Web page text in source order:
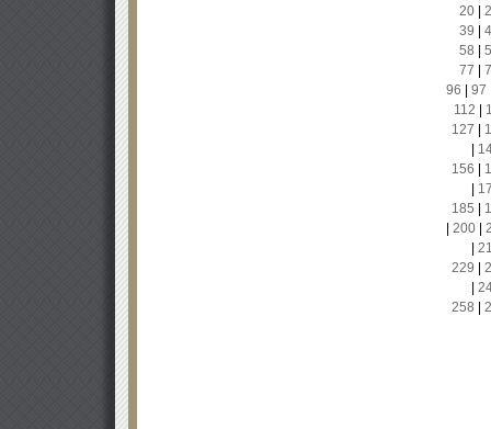
20|
39
58
77
96
97
112
127
156
185
200|
229
258